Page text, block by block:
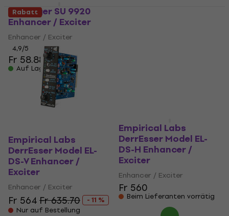
Behringer SU 9920
Enhancer / Exciter
Enhancer / Exciter
4,9/5
Fr 58.88
Auf Lager
Rabatt
Empirical Labs
DerrEsser Model EL-
DS-V Enhancer /
Exciter
Enhancer / Exciter
Fr 564Fr 635.70
- 11 %
Nur auf Bestellung
Empirical Labs
DerrEsser Model EL-
DS-H Enhancer /
Exciter
Enhancer / Exciter
Fr 560
Beim Lieferanten vorrätig